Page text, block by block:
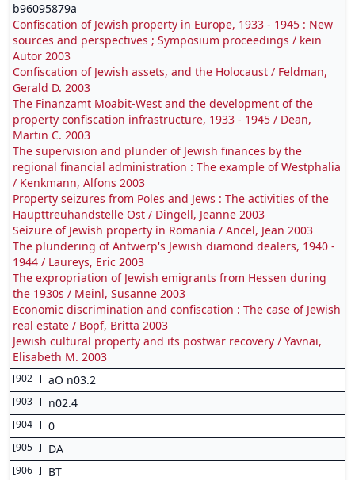
b96095879a
Confiscation of Jewish property in Europe, 1933 - 1945 : New
sources and perspectives ; Symposium proceedings / kein
Autor 2003
Confiscation of Jewish assets, and the Holocaust / Feldman,
Gerald D. 2003
The Finanzamt Moabit-West and the development of the
property confiscation infrastructure, 1933 - 1945 / Dean,
Martin C. 2003
The supervision and plunder of Jewish finances by the
regional financial administration : The example of Westphalia
/ Kenkmann, Alfons 2003
Property seizures from Poles and Jews : The activities of the
Haupttreuhandstelle Ost / Dingell, Jeanne 2003
Seizure of Jewish property in Romania / Ancel, Jean 2003
The plundering of Antwerp's Jewish diamond dealers, 1940 -
1944 / Laureys, Eric 2003
The expropriation of Jewish emigrants from Hessen during
the 1930s / Meinl, Susanne 2003
Economic discrimination and confiscation : The case of Jewish
real estate / Bopf, Britta 2003
Jewish cultural property and its postwar recovery / Yavnai,
Elisabeth M. 2003
[902 ] aO n03.2
[903 ] n02.4
[904 ] 0
[905 ] DA
[906 ] BT